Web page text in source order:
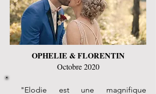
OPHELIE & FLORENTIN
Octobre 2020
"Elodie est une magnifique